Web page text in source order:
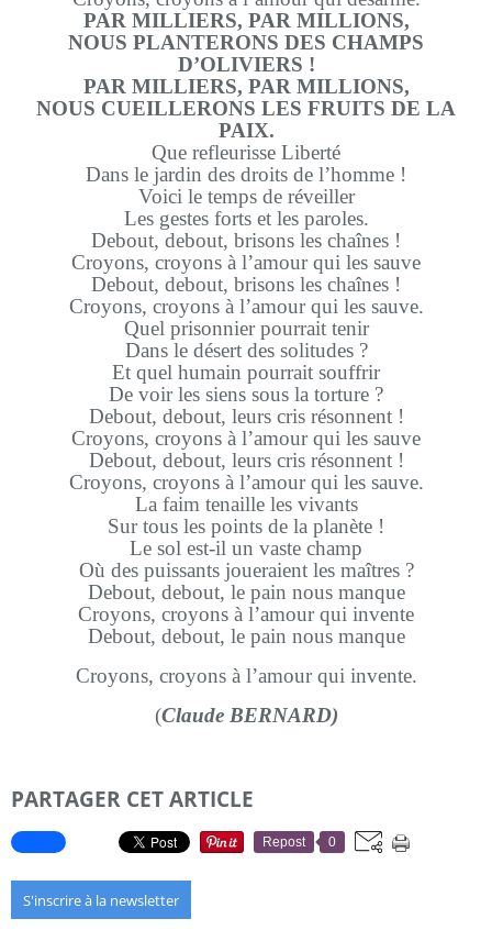
PAR MILLIERS, PAR MILLIONS,
NOUS PLANTERONS DES CHAMPS
D’OLIVIERS !
PAR MILLIERS, PAR MILLIONS,
NOUS CUEILLERONS LES FRUITS DE LA
PAIX.
Que refleurisse Liberté
Dans le jardin des droits de l’homme !
Voici le temps de réveiller
Les gestes forts et les paroles.
Debout, debout, brisons les chaînes !
Croyons, croyons à l’amour qui les sauve
Debout, debout, brisons les chaînes !
Croyons, croyons à l’amour qui les sauve.
Quel prisonnier pourrait tenir
Dans le désert des solitudes ?
Et quel humain pourrait souffrir
De voir les siens sous la torture ?
Debout, debout, leurs cris résonnent !
Croyons, croyons à l’amour qui les sauve
Debout, debout, leurs cris résonnent !
Croyons, croyons à l’amour qui les sauve.
La faim tenaille les vivants
Sur tous les points de la planète !
Le sol est-il un vaste champ
Où des puissants joueraient les maîtres ?
Debout, debout, le pain nous manque
Croyons, croyons à l’amour qui invente
Debout, debout, le pain nous manque
Croyons, croyons à l’amour qui invente.
(Claude BERNARD)
PARTAGER CET ARTICLE
Repost 0
S'inscrire à la newsletter